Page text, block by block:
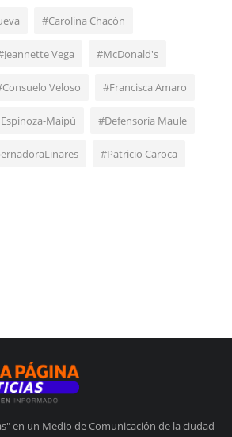
#Carolina Chacón
Vega #McDonald's
Veloso #Francisca Amaro
Maipú #Defensoría Maule
#Patricio Caroca
en un Medio de Comunicación de la ciudad